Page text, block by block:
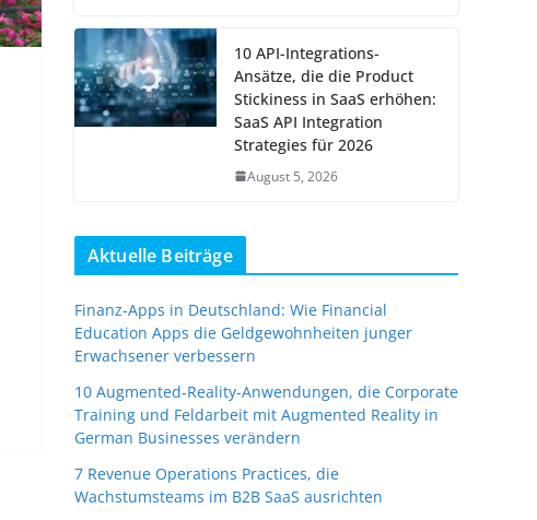
10 API-Integrations-
Ansätze, die die Product
Stickiness in SaaS erhöhen:
SaaS API Integration
Strategies für 2026
August 5, 2026
Aktuelle Beiträge
Finanz-Apps in Deutschland: Wie Financial
Education Apps die Geldgewohnheiten junger
Erwachsener verbessern
10 Augmented-Reality-Anwendungen, die Corporate
Training und Feldarbeit mit Augmented Reality in
German Businesses verändern
7 Revenue Operations Practices, die
Wachstumsteams im B2B SaaS ausrichten